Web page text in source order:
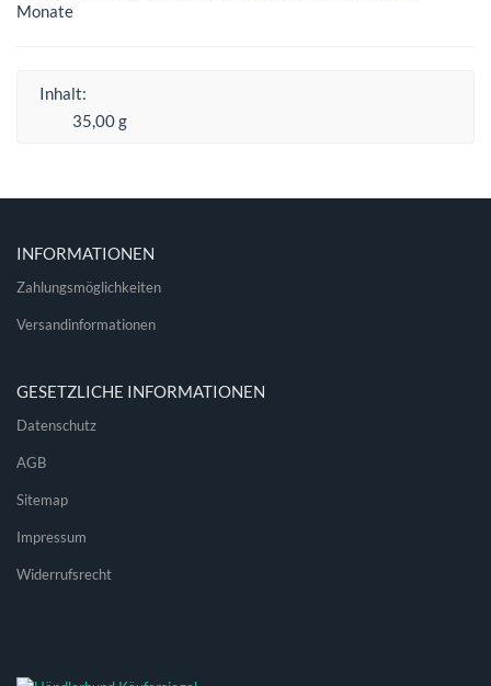
Monate
Inhalt:
35,00 g
INFORMATIONEN
Zahlungsmöglichkeiten
Versandinformationen
GESETZLICHE INFORMATIONEN
Datenschutz
AGB
Sitemap
Impressum
Widerrufsrecht